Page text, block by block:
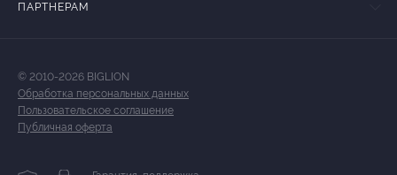
ПАРТНЕРАМ
© 2010-2026 BIGLION
Обработка персональных данных
Пользовательское соглашение
Публичная оферта